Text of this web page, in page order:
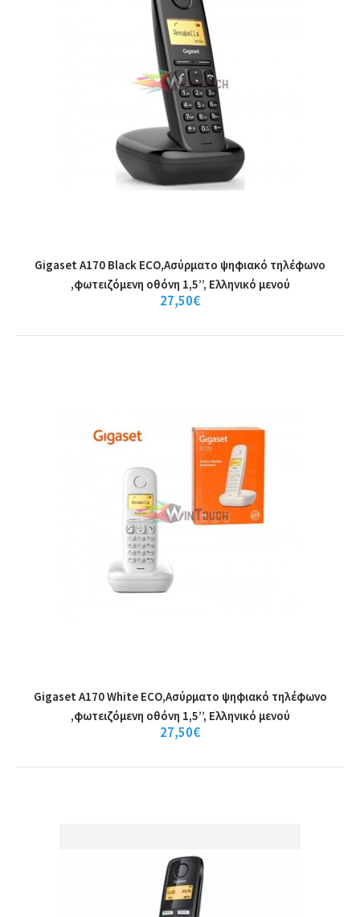
Avaya Soundstation 1692 Σταθμός Συνεδρίων IP 2201-15680-001..
29,00€
Καλάθι
+Σύγκριση
GIGASET A120 BLACK
GIGASET A120 BLACK Ασύρματο τηλέφωνο A120 της Gigaset.Το
Καλάθι
+Αγαπημένο
Gigaset A170 Black ECO,Ασύρματο ψηφιακό τηλέφωνο
,φωτειζόμενη οθόνη 1,5’’, Ελληνικό μενού
27,50€
Gigaset A170 White ECO,Ασύρματο ψηφιακό τηλέφωνο
,φωτειζόμενη οθόνη 1,5’’, Ελληνικό μενού
27,50€